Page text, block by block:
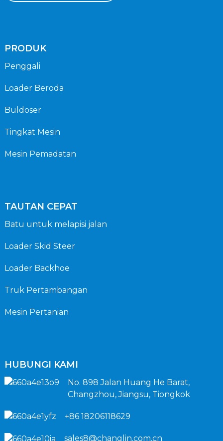
PRODUK
Penggali
Loader Beroda
Buldoser
Tingkat Mesin
Mesin Pemadatan
TAUTAN CEPAT
Batu untuk melapisi jalan
Loader Skid Steer
Loader Backhoe
Truk Pertambangan
Mesin Pertanian
HUBUNGI KAMI
No. 898 Jalan Huang He Barat,
Changzhou, Jiangsu, Tiongkok
+86 18206118629
sales8@changlin.com.cn